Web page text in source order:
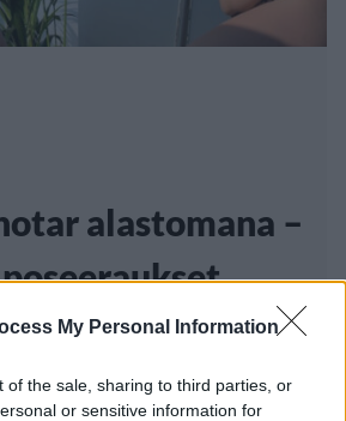
My Personal Information
of the sale, sharing to third parties, or
or sensitive information for
alastomana –
somekuvien